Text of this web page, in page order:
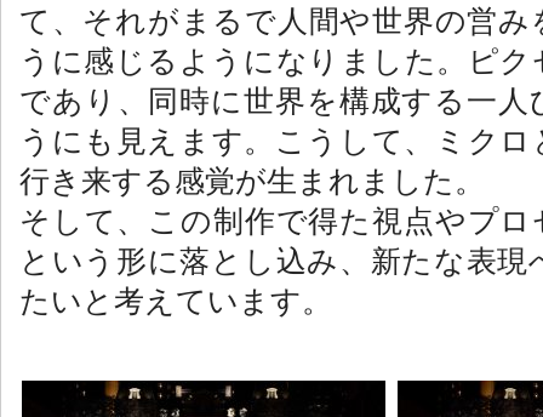
て、それがまるで人間や世界の営
うに感じるようになりました。ピ
であり、同時に世界を構成する一
うにも見えます。こうし て、ミクロ
行き来する感覚が生まれました。
そして、この制作で得た視点やプ
という形に落とし込み、新たな表
たいと考えています。